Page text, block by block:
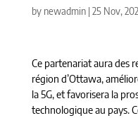
by newadmin| 25 Nov,
Ce partenariat aura des
région d’Ottawa,
la 5G, et favorisera la
technologique au pays.